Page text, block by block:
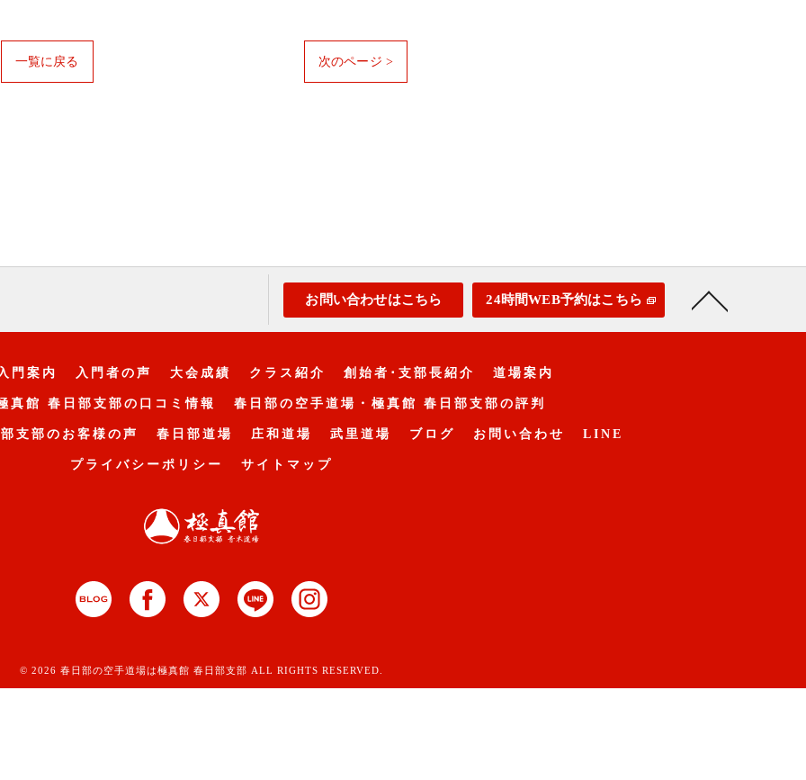
一覧に戻る 次のページ >
お問い合わせはこちら 24時間WEB予約はこちら
門案内 入門者の声 大会成績 クラス紹介 創始者･支部長紹介 道場案内
真館 春日部支部の口コミ情報 春日部の空手道場・極真館 春日部支部の評判
支部のお客様の声 春日部道場 庄和道場 武里道場 ブログ お問い合わせ LINE
プライバシーポリシー サイトマップ
© 2026 春日部の空手道場は極真館 春日部支部 ALL RIGHTS RESERVED.